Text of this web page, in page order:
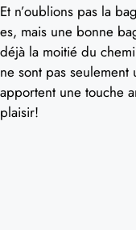
Et n’oublions pas la
es, mais une bonne
déjà la moitié du
ne sont pas
apportent une touche
plaisir!